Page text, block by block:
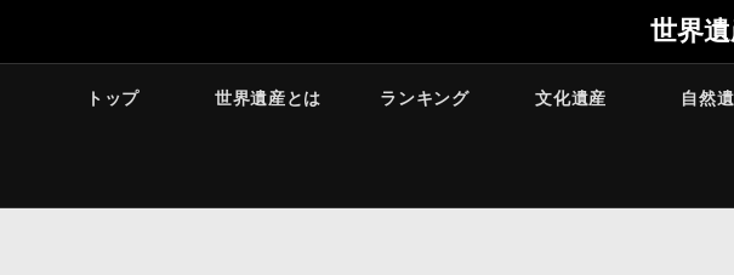
世界
トップ 世界遺産とは ランキング 文化遺産 自然